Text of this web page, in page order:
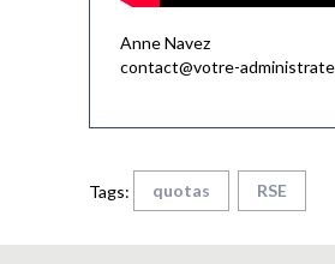
Anne Navez
contact@votre-
Tags: quotas RSE